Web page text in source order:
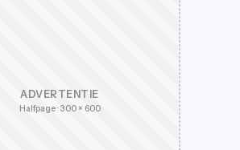
ADVERTENTIE
Halfpage · 300 × 600